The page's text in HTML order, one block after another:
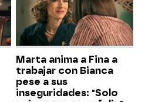
Marta anima a Fina a
trabajar con Bianca
pese a sus
inseguridades: "Solo